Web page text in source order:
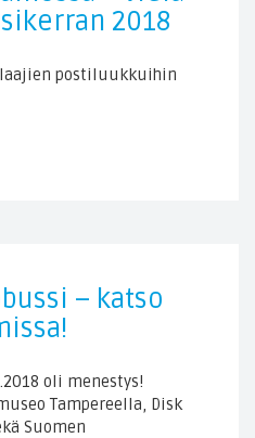
2018
postiluukkuihin
– katso
oli menestys!
Tampereella, Disk
Suomen